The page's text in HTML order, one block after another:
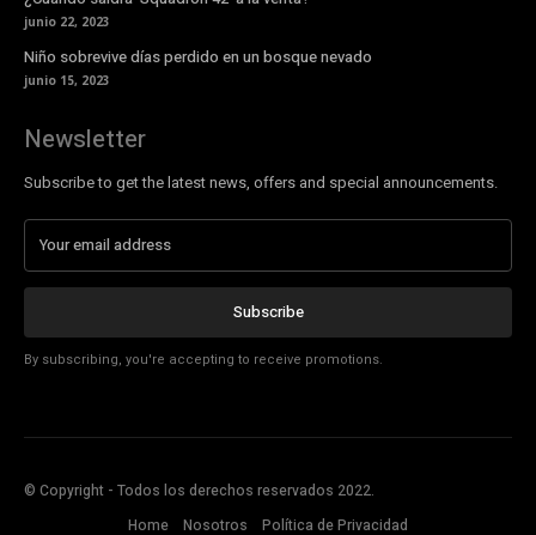
junio 22, 2023
Niño sobrevive días perdido en un bosque nevado
junio 15, 2023
Newsletter
Subscribe to get the latest news, offers and special announcements.
Subscribe
By subscribing, you're accepting to receive promotions.
© Copyright - Todos los derechos reservados 2022.
Home
Nosotros Política de Privacidad